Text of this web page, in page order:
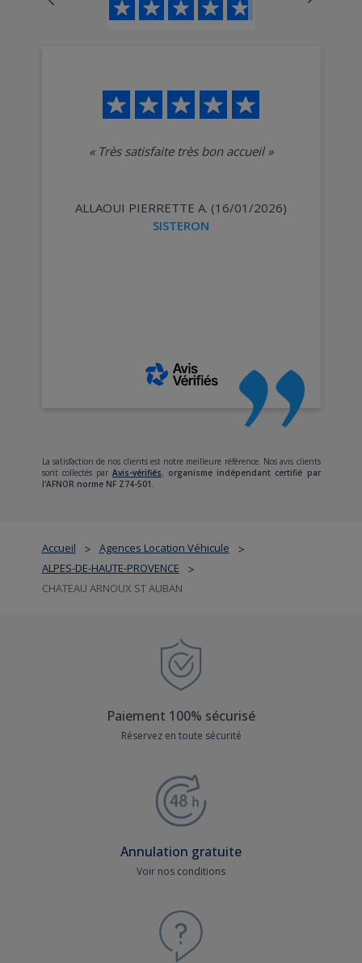
Accueil > Agences Location Véhicule >
ALPES-DE-HAUTE-PROVENCE >
CHATEAU ARNOUX ST AUBAN
« Très satisfaite très bon accueil»
ALLAOUI PIERRETTE A. (16/01/2026)
SISTERON
La satisfaction de nos clients est notre meilleure référence. Nos avis clients
sont collectés par Avis-vérifiés, organisme indépendant certifié par
l'AFNOR norme NF Z74-501.
Paiement 100% sécurisé
Réservez en toute sécurité
Annulation gratuite
Voir nos conditions